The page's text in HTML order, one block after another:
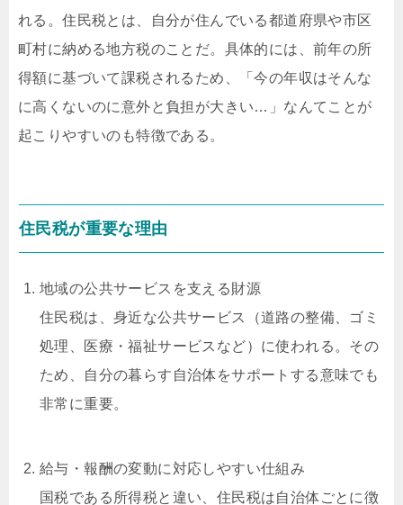
れる。住民税とは、自分が住んでいる都道府県や市区
町村に納める地方税のことだ。具体的には、前年の所
得額に基づいて課税されるため、「今の年収はそんな
に高くないのに意外と負担が大きい…」なんてことが
起こりやすいのも特徴である。
住民税が重要な理由
地域の公共サービスを支える財源
住民税は、身近な公共サービス（道路の整備、ゴミ
処理、医療・福祉サービスなど）に使われる。その
ため、自分の暮らす自治体をサポートする意味でも
非常に重要。
給与・報酬の変動に対応しやすい仕組み
国税である所得税と違い、住民税は自治体ごとに徴